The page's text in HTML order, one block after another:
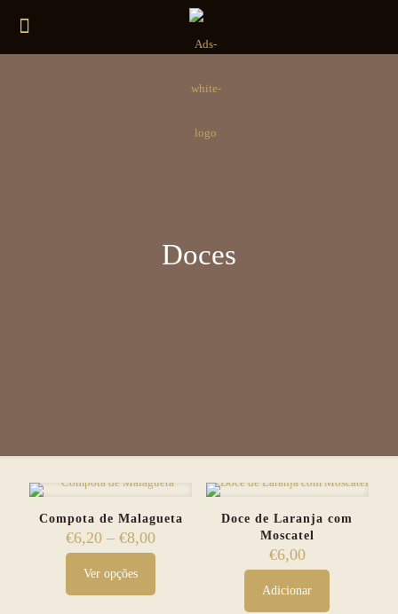
Doces
Compota de Malagueta
€6,20 – €8,00
Ver opções
This
product
Doce de Laranja com
Moscatel
€6,00
Adicionar